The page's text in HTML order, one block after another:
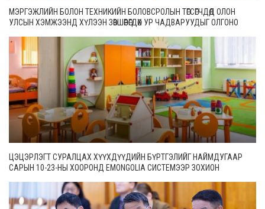
МЭРГЭЖЛИЙН БОЛОН ТЕХНИКИЙН БОЛОВСРОЛЫН ТӨГСӨГЧДӨД ОЛОН
УЛСЫН ХЭМЖЭЭНД ХҮЛЭЭН ЗӨВШӨӨРӨГДӨХ УР ЧАДВАРУУДЫГ ОЛГОНО
ЦЭЦЭРЛЭГТ СУРАЛЦАХ ХҮҮХДҮҮДИЙН БҮРТГЭЛИЙГ НАЙМДУГААР
САРЫН 10-23-НЫ ХООРОНД EMONGOLIA СИСТЕМЭЭР ЗОХИОН